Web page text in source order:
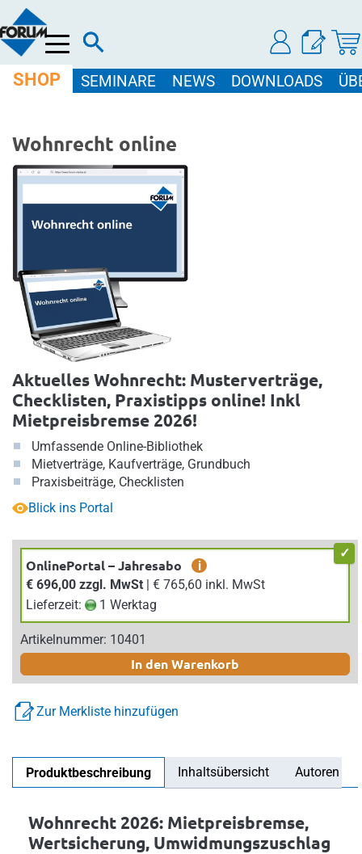
Menü
SHOP SEMINARE NEWS DOWNLOADS
Wohnrecht online
Aktuelles Wohnrecht: Musterverträge,
Checklisten, Praxistipps online! Inkl
Mietpreisbremse 2026!
Umfassende Online-Bibliothek
Mietverträge, Kaufverträge, Grundbuch
Praxisbeiträge, Checklisten
Blick ins Portal
OnlinePortal – Jahresabo
i
€ 696,00 zzgl. MwSt
| € 765,60 inkl. MwSt
Lieferzeit:
1 Werktag
Artikelnummer: 10401
In den Warenkorb
Zur Merkliste hinzufügen
Produktbeschreibung Inhaltsübersicht Autoren
Wohnrecht 2026: Mietpreisbremse,
Wertsicherung, Umwidmungszuschlag